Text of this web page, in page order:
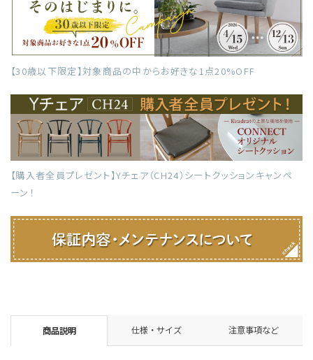
【30歳以下限定】対象商品の中からお好きな1点20%OFF
【購入者全員プレゼント】Yチェア（CH24）シートクッションキャンペ
ーン！
商品説明 仕様・サイズ 注意事項など